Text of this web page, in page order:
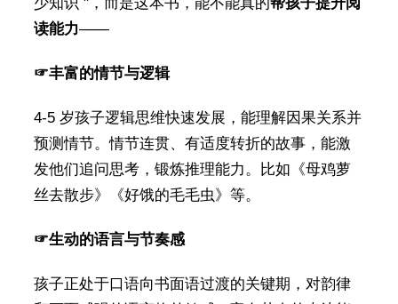
读能力——
☞丰富的情节与逻辑
4-5 岁孩子逻辑思维快速发展，能理解因果关系并
预测情节。情节连贯、有适度转折的故事，能激
发他们追问思考，锻炼推理能力。比如《母鸡萝
丝去散步》《好饿的毛毛虫》等。
☞生动的语言与节奏感
孩子正处于口语向书面语过渡的关键期，对韵律